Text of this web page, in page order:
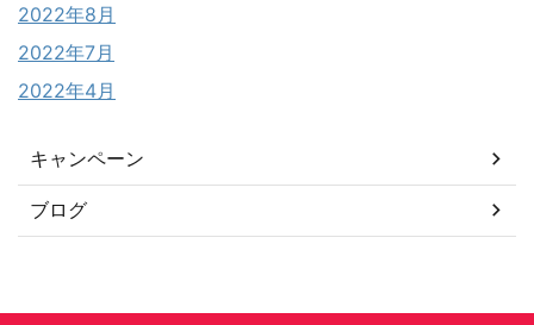
2022年8月
2022年7月
2022年4月
キャンペーン
ブログ